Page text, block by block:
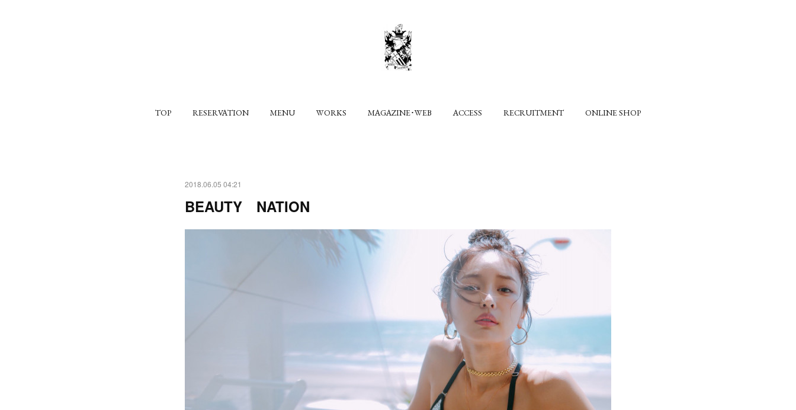
TOP RESERVATION MENU WORKS MAGAZINE･WEB ACCESS RECRUITMENT ONLINE SHOP
2018.06.05 04:21
BEAUTY NATION